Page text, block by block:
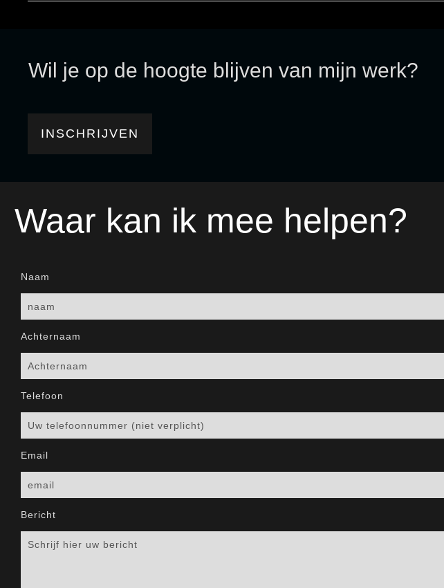
Wil je op de hoogte blijven van mijn werk?
INSCHRIJVEN
Waar kan ik mee helpen?
Naam
Achternaam
Telefoon
Email
Bericht